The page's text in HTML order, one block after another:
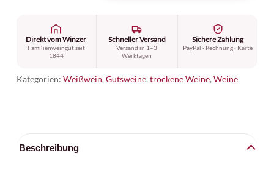
Direkt vom Winzer
Familienweingut seit
1844
Schneller Versand
Versand in 1–3
Werktagen
Sichere Zahlung
PayPal · Rechnung · Karte
Kategorien: Weißwein,Gutsweine,trockene Weine,Weine
Beschreibung